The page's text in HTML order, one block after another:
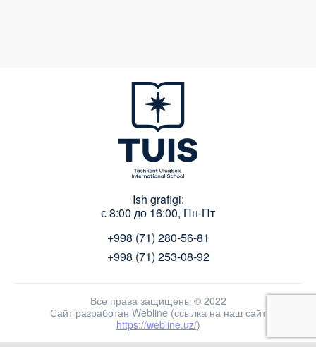
Ish grafigi:
с 8:00 до 16:00, Пн-Пт
+998 (71) 280-56-81
+998 (71) 253-08-92
Все права защищены © 2022
Сайт разработан Webline (ссылка на наш сайт
https://webline.uz/)